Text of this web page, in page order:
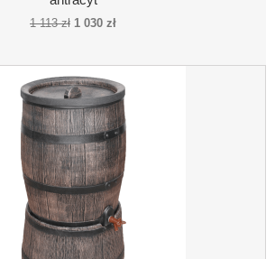
1 113 zł 1 030 zł